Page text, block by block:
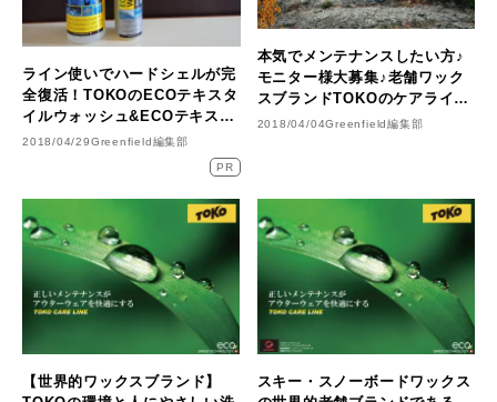
ライン使いでハードシェルが完
全復活！TOKOのECOテキスタ
イルウォッシュ&ECOテキスタ
イルプルーフ使用レビュー♪
2018/04/29Greenfield編集部
PR
本気でメンテナンスしたい方♪
モニター様大募集♪老舗ワック
スブランドTOKOのケアライン
を使ってみませんか？
2018/04/04Greenfield編集部
【世界的ワックスブランド】
スキー・スノーボードワックス